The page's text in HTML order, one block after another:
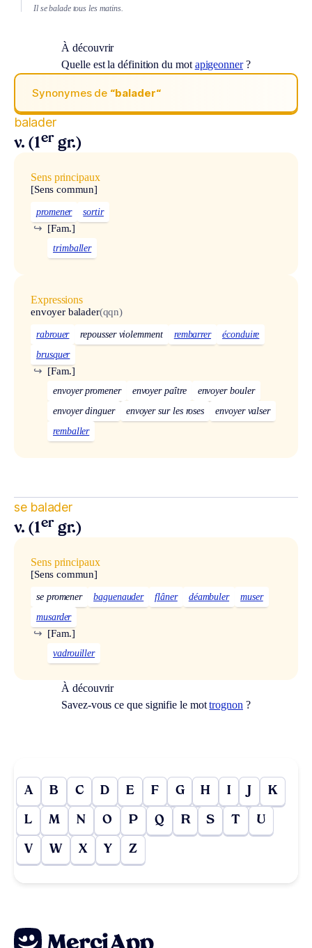
Il se balade tous les matins.
À découvrir
Quelle est la définition du mot apigeonner?
Synonymes de “balader“
balader
v. (1er gr.)
Sens principaux
[Sens commun]
promener sortir
[Fam.]
↪
trimballer
Expressions
envoyer balader(qqn)
rabrouer repousser violemment rembarrer
éconduire
brusquer
[Fam.]
↪
envoyer promener envoyer paître
envoyer bouler
envoyer dinguer
envoyer sur les roses
envoyer valser
remballer
se balader
v. (1er gr.)
Sens principaux
[Sens commun]
se promener baguenauder flâner déambuler
muser
musarder
[Fam.]
↪
vadrouiller
À découvrir
Savez-vous ce que signifie le mottrognon ?
A B C D E F G H I J K
L M N O P Q R S T U
V W X Y Z